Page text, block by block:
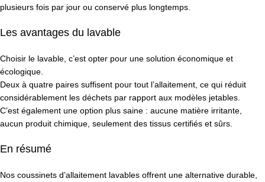
plusieurs fois par jour ou conservé plus longtemps.
Les avantages du lavable
Choisir le lavable, c’est opter pour une solution économique et
écologique.
Deux à quatre paires suffisent pour tout l’allaitement, ce qui réduit
considérablement les déchets par rapport aux modèles jetables.
C’est également une option plus saine : aucune matière irritante,
aucun produit chimique, seulement des tissus certifiés et sûrs.
En résumé
Nos coussinets d’allaitement lavables offrent une alternative durable,